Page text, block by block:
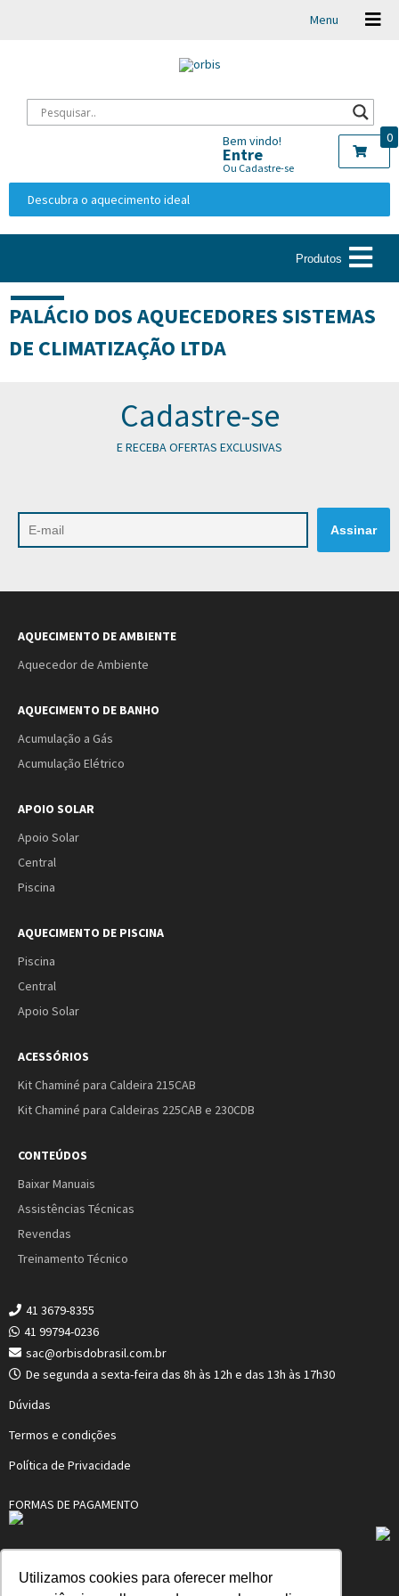
Utilizamos cookies para oferecer melhor
Menu
Bem vindo!
Entre
Ou Cadastre-se
0
Descubra o aquecimento ideal
Produtos
PALÁCIO DOS AQUECEDORES SISTEMAS
DE CLIMATIZAÇÃO LTDA
Cadastre-se
E RECEBA OFERTAS EXCLUSIVAS
AQUECIMENTO DE AMBIENTE
Aquecedor de Ambiente
AQUECIMENTO DE BANHO
Acumulação a Gás
Acumulação Elétrico
APOIO SOLAR
Apoio Solar
Central
Piscina
AQUECIMENTO DE PISCINA
Piscina
Central
Apoio Solar
ACESSÓRIOS
Kit Chaminé para Caldeira 215CAB
Kit Chaminé para Caldeiras 225CAB e 230CDB
CONTEÚDOS
Baixar Manuais
Assistências Técnicas
Revendas
Treinamento Técnico
41 3679-8355
41 99794-0236
sac@orbisdobrasil.com.br
De segunda a sexta-feira das 8h às 12h e das 13h às 17h30
Dúvidas
Termos e condições
Política de Privacidade
FORMAS DE PAGAMENTO
ORBIS MERTIG DO BRASIL LTDA.